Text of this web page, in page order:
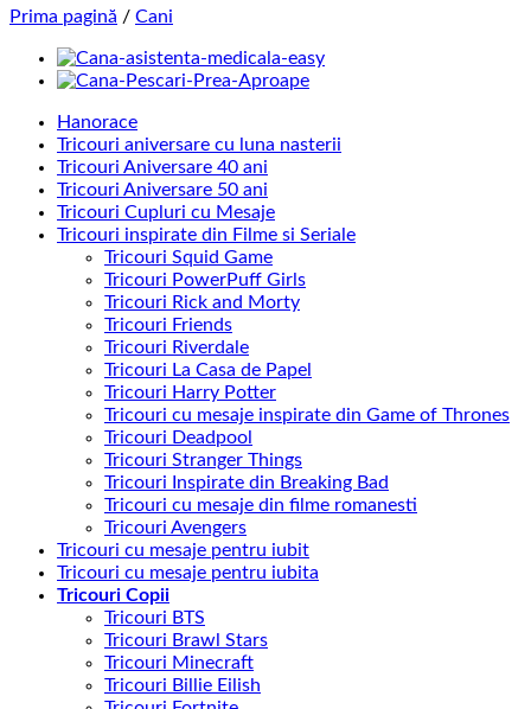
Prima pagină / Cani
Hanorace
Tricouri aniversare cu luna nasterii
Tricouri Aniversare 40 ani
Tricouri Aniversare 50 ani
Tricouri Cupluri cu Mesaje
Tricouri inspirate din Filme si Seriale
Tricouri Squid Game
Tricouri PowerPuff Girls
Tricouri Rick and Morty
Tricouri Friends
Tricouri Riverdale
Tricouri La Casa de Papel
Tricouri Harry Potter
Tricouri cu mesaje inspirate din Game of Thrones
Tricouri Deadpool
Tricouri Stranger Things
Tricouri Inspirate din Breaking Bad
Tricouri cu mesaje din filme romanesti
Tricouri Avengers
Tricouri cu mesaje pentru iubit
Tricouri cu mesaje pentru iubita
Tricouri Copii
Tricouri BTS
Tricouri Brawl Stars
Tricouri Minecraft
Tricouri Billie Eilish